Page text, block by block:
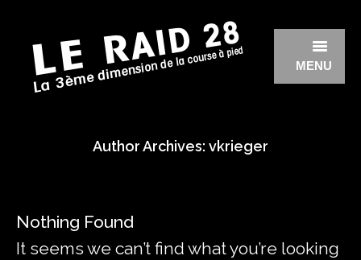
MENU
ÉDITION 2025
ÉDITION 2022
Author Archives: vkrieger
Nothing Found
It seems we can’t find what you’re looking